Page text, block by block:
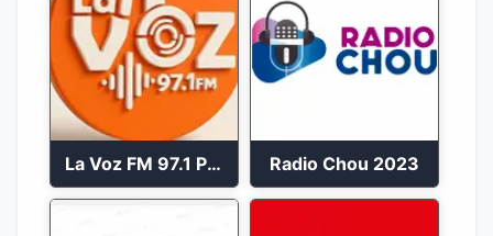
La Voz FM 97.1 Popayán en Vivo Radio Chou 2023